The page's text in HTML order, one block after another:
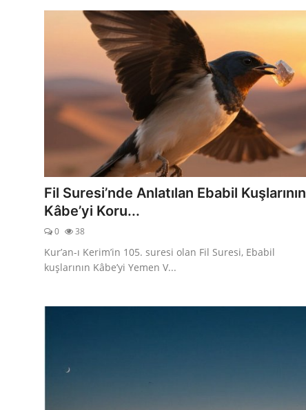
Fil Suresi’nde Anlatılan Ebabil Kuşlarının
Kâbe’yi Koru...
0 38
Kur’an-ı Kerim’in 105. suresi olan Fil Suresi, Ebabil
kuşlarının Kâbe’yi Yemen V...